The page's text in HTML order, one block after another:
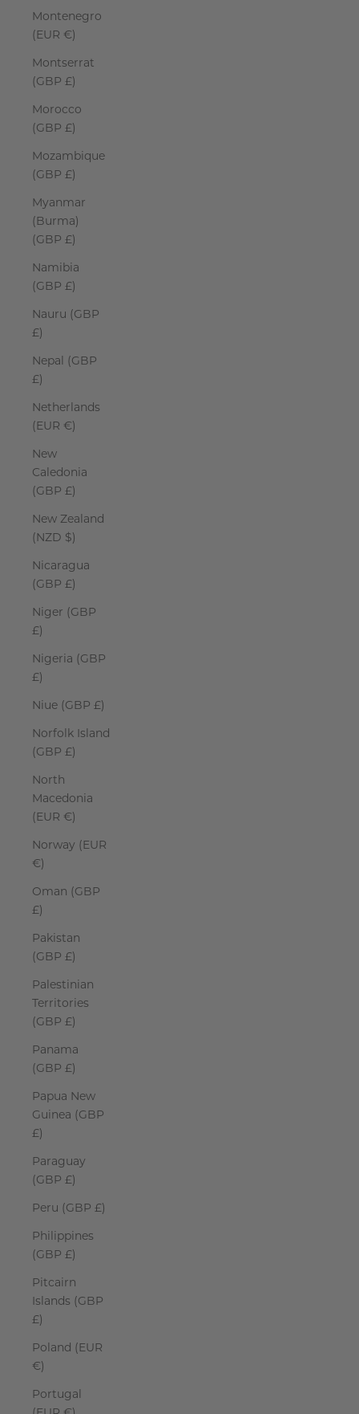
Montenegro
(EUR €)
Montserrat
(GBP £)
Morocco
(GBP £)
Mozambique
(GBP £)
Myanmar
(Burma)
(GBP £)
Namibia
(GBP £)
Nauru (GBP
£)
Nepal (GBP
£)
Netherlands
(EUR €)
New
Caledonia
(GBP £)
New Zealand
(NZD $)
Nicaragua
(GBP £)
Niger (GBP
£)
Nigeria (GBP
£)
Niue (GBP £)
Norfolk Island
(GBP £)
North
Macedonia
(EUR €)
Norway (EUR
€)
Oman (GBP
£)
Pakistan
(GBP £)
Palestinian
Territories
(GBP £)
Panama
(GBP £)
Papua New
Guinea (GBP
£)
Paraguay
(GBP £)
Peru (GBP £)
Philippines
(GBP £)
Pitcairn
Islands (GBP
£)
Poland (EUR
€)
Portugal